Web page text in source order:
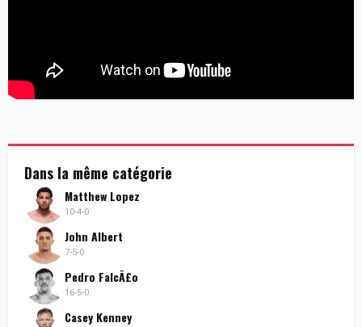
Dans la même catégorie
Matthew Lopez
10-4-0
John Albert
7-5-0
Pedro FalcÃ£o
16-5-0
Casey Kenney